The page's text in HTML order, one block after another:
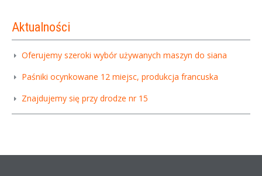
Aktualności
Oferujemy szeroki wybór używanych maszyn do siana
Paśniki ocynkowane 12 miejsc, produkcja francuska
Znajdujemy się przy drodze nr 15